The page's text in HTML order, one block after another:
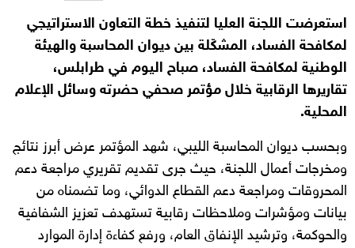
استعرضت اللجنة العليا لتنفيذ خطة التعاون الاستراتيجي
لمكافحة الفساد، المشكّلة بين ديوان المحاسبة والهيئة
الوطنية لمكافحة الفساد، صباح اليوم في طرابلس،
تقاريرها الرقابية خلال مؤتمر صحفي حضرته وسائل الإعلام
المحلية.
وبحسب ديوان المحاسبة الليبي، شهد المؤتمر عرض أبرز نتائج
ومخرجات أعمال اللجنة، حيث جرى تقديم تقريري مراجعة دعم
المحروقات ومراجعة دعم القطاع الدوائي، وما تضمناه من
بيانات ومؤشرات وملاحظات رقابية تستهدف تعزيز الشفافية
والحوكمة، وترشيد الإنفاق العام، ورفع كفاءة إدارة الموارد